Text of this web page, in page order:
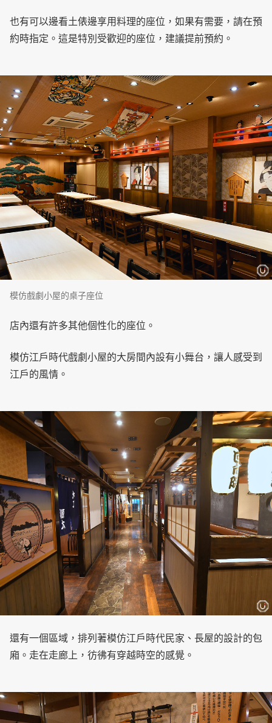
也有可以邊看土俵邊享用料理的座位，如果有需要，請在預
約時指定。這是特別受歡迎的座位，建議提前預約。
模仿戲劇小屋的桌子座位
店內還有許多其他個性化的座位。
模仿江戶時代戲劇小屋的大房間內設有小舞台，讓人感受到
江戶的風情。
還有一個區域，排列著模仿江戶時代民家、長屋的設計的包
廂。走在走廊上，彷彿有穿越時空的感覺。